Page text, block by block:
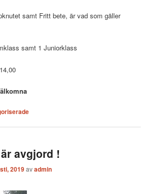
samt Fritt bete, är vad som gäller
samt 1 Juniorklass
avgjord !
2019avadmin